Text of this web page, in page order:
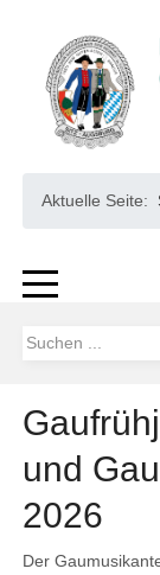
Aktuelle Seite:
und
2026
Der